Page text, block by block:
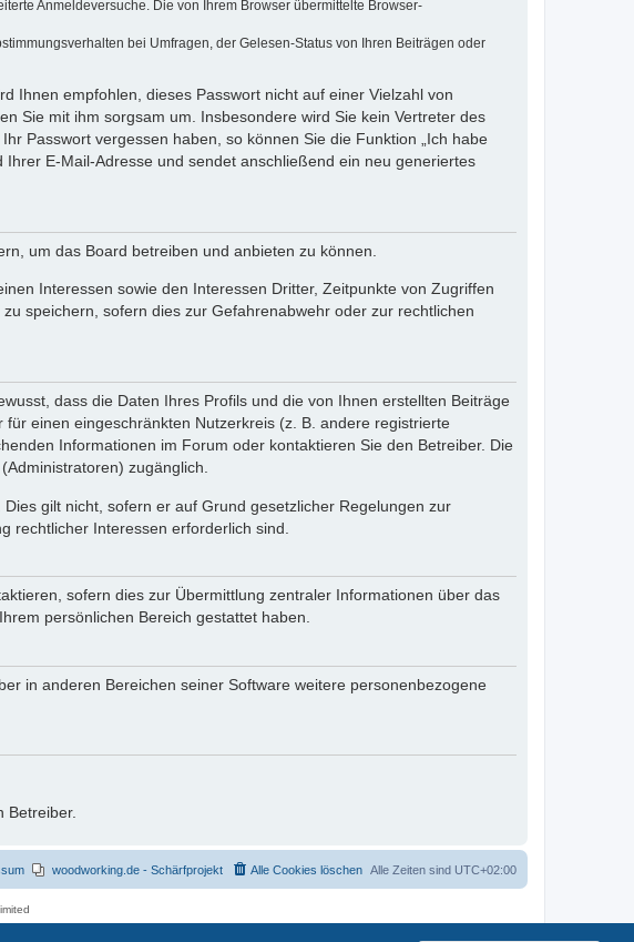
Anmeldeversuche. Die von Ihrem Browser übermittelte Browser-
bei Umfragen, der Gelesen-Status von Ihren Beiträgen oder
Ihnen empfohlen, dieses Passwort nicht auf einer Vielzahl von
Sie mit ihm sorgsam um. Insbesondere wird Sie kein Vertreter des
Passwort vergessen haben, so können Sie die Funktion „Ich habe
E-Mail-Adresse und sendet anschließend ein neu generiertes
um das Board betreiben und anbieten zu können.
Interessen sowie den Interessen Dritter, Zeitpunkte von Zugriffen
speichern, sofern dies zur Gefahrenabwehr oder zur rechtlichen
dass die Daten Ihres Profils und die von Ihnen erstellten Beiträge
einen eingeschränkten Nutzerkreis (z. B. andere registrierte
Informationen im Forum oder kontaktieren Sie den Betreiber. Die
zugänglich.
gilt nicht, sofern er auf Grund gesetzlicher Regelungen zur
rechtlicher Interessen erforderlich sind.
sofern dies zur Übermittlung zentraler Informationen über das
persönlichen Bereich gestattet haben.
in anderen Bereichen seiner Software weitere personenbezogene
Betreiber.
Alle Zeiten sind UTC+02:00
Alle Cookies löschen
woodworking.de - Schärfprojekt